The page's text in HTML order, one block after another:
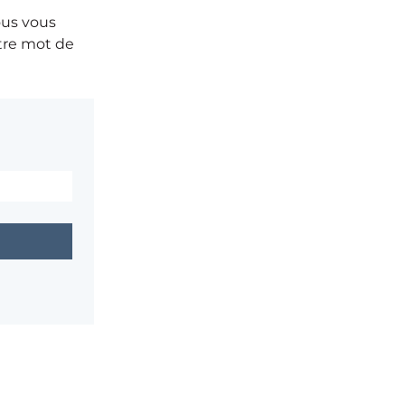
vous
mot de